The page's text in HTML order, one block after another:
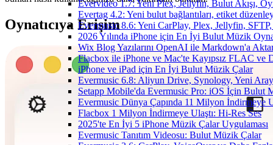
Evervideo 1.7: Yeni Plex, Jellyfin, Bulut Akışı,
Evertag 4.2: Yeni bulut bağlantıları, etiket
Evermusic 8.6: Yeni CarPlay, Plex, Jellyfin,
2026 Yılında iPhone için En İyi Bulut Müzik
Wix Blog Yazılarını OpenAI ile Markdown'a
Flacbox ile iPhone ve Mac'te Kayıpsız FLAC ve
iPhone ve iPad için En İyi Bulut Müzik Çalar
Evermusic 6.8: Aliyun Drive, Synology, Yeni
Setapp Mobile'da Evermusic Pro: iOS İçin Bulut
Evermusic Dünya Çapında 11 Milyon İndirmeye
Flacbox 1 Milyon İndirmeye Ulaştı: Hi-Res Ses
2025'te En İyi 5 iPhone Müzik Çalar Uygulaması
Evermusic Tanıtım Videosu: Bulut Müzik Çalar
Oynatıcıya Erişim